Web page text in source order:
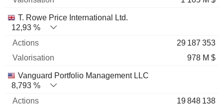
T. Rowe Price International Ltd.
12,93 %
29 187 353
978 M $
Vanguard Portfolio Management LLC
8,793 %
19 848 138